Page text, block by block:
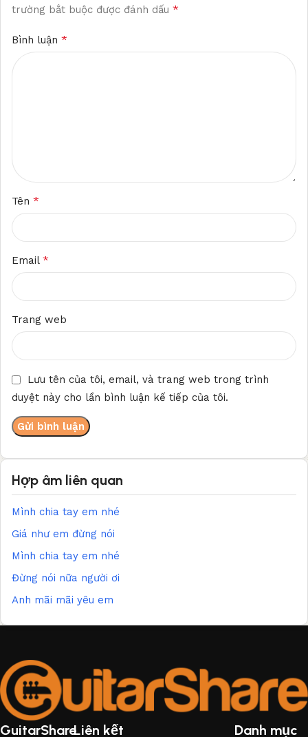
trường bắt buộc được đánh dấu *
Bình luận *
Tên *
Email *
Trang web
Lưu tên của tôi, email, và trang web trong trình
duyệt này cho lần bình luận kế tiếp của tôi.
Hợp âm liên quan
Mình chia tay em nhé
Giá như em đừng nói
Mình chia tay em nhé
Đừng nói nữa người ơi
Anh mãi mãi yêu em
GuitarShareLiên kết Danh mục